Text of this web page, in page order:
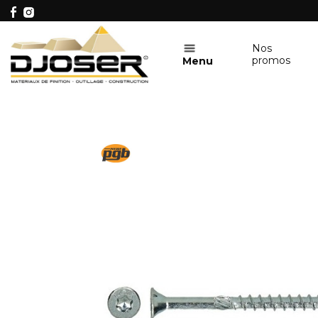
Menu
Nos
promos